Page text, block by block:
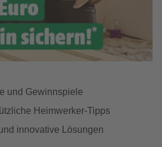
und Gewinnspiele
Heimwerker-Tipps
innovative Lösungen